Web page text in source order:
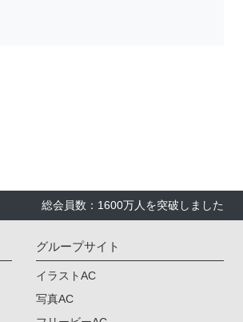
総会員数：1600万人を突破しました
グループサイト
イラストAC
写真AC